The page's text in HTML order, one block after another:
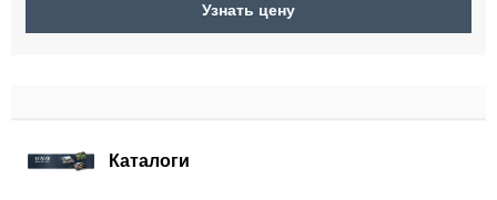
Узнать цену
Каталоги